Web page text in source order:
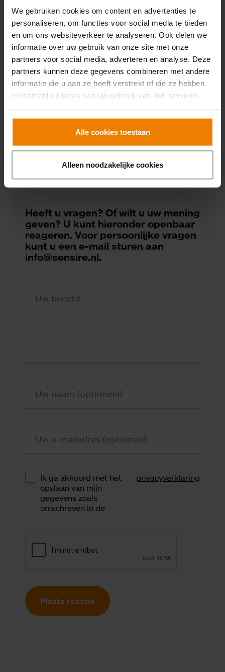
We gebruiken cookies om content en advertenties te
personaliseren, om functies voor social media te bieden
en om ons websiteverkeer te analyseren. Ook delen we
informatie over uw gebruik van onze site met onze
partners voor social media, adverteren en analyse. Deze
partners kunnen deze gegevens combineren met andere
informatie die u aan ze heeft verstrekt of die ze hebben
verzameld op basis van uw gebruik van hun services.
Alle cookies toestaan
Alleen noodzakelijke cookies
we hen graag op een paar voorzieningen waar zij
wellicht baat bij hebben in deze periode. Op de
website Dementie.nl zijn tips voor activiteiten en
omgang te vinden en worden de meest gestelde
vragen over corona, dementie en gezondheid
beantwoord. Ook de AlzheimerTelefoon is dagelijks
luisterend oor te bieden aan mantelzorgers, via 0800 -
5088 (van 9:00 tot 23:00 uur). We hopen dat we
mantelzorgers snel weer een beetje kunnen ontlasten
week contact met hen op.
Heeft u vragen? Of wilt u uw mening
geven? U kunt hieronder openbaar
reageren. Voor persoonlijke vragen
kunt u een e-mail sturen aan
info@sensire.nl.
Uw bericht
Uw naam (optioneel)
Uw e-mailadres (optioneel)
Ik ga akkoord met het
opslaan van mijn
gegevens zoals
omschreven in de
privacyverklaring
Plaats reactie